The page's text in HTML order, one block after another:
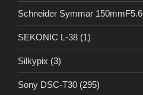
Schneider Symmar 150mmF5.6
SEKONIC L-38 (1)
Silkypix (3)
Sony DSC-T30 (295)